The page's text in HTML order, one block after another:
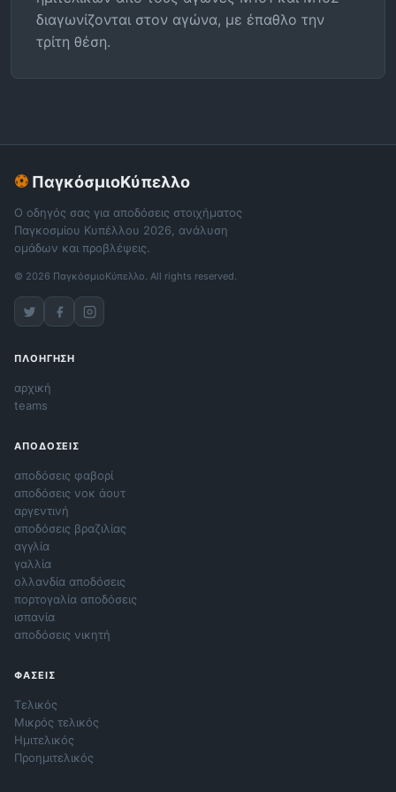
διαγωνίζονται στον αγώνα, με έπαθλο την
τρίτη θέση.
⚽ ΠαγκόσμιοΚύπελλο
Ο οδηγός σας για αποδόσεις στοιχήματος
Παγκοσμίου Κυπέλλου 2026, ανάλυση
ομάδων και προβλέψεις.
© 2026 ΠαγκόσμιοΚύπελλο. All rights reserved.
ΠΛΟΉΓΗΣΗ
αρχική
teams
ΑΠΟΔΌΣΕΙΣ
αποδόσεις φαβορί
αποδόσεις νοκ άουτ
αργεντινή
αποδόσεις βραζιλίας
αγγλία
γαλλία
ολλανδία αποδόσεις
πορτογαλία αποδόσεις
ισπανία
αποδόσεις νικητή
ΦΆΣΕΙΣ
Τελικός
Μικρός τελικός
Ημιτελικός
Προημιτελικός